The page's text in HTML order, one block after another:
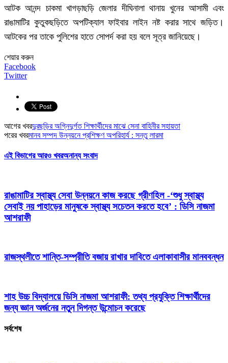
আটক আনন্দ চাকমা খাগড়াছড়ি জেলার দীঘিনালা থানায় খুনের আসামী এবং
রাঙামাটির কুতুকছড়িতে অপটিক্যাল ফাইবার লাইন নষ্ট করার সাথে জড়িত।
আটকের পর তাকে পুলিশের হাতে সোপর্দ করা হয় বলে সূত্র জানিয়েছে।
শেয়ার করুন
Facebook
Twitter
আগের খবরদুরছড়ির অগ্নিদুর্গত শিক্ষার্থীদের মাঝে সেনা বাহিনীর সহায়তা
পরের খবরমানব সম্পদ উন্নয়নে প্রশিক্ষণ অপরিহার্য : সন্তু লারমা
এই বিভাগের আরও খবরঅনান্য সংবাদ
রাঙামাটির স্বাস্থ্য সেবা উন্নয়নে কাজ করছে গ্রীণহিল -‘শুধু স্বাস্থ্য
সেবাই নয় পাহাড়ের মানুষকে স্বাস্থ্য সচেতন করতে হবে’ : ডিসি নাজমা
আশরাফী
রাজস্থলীতে শান্তি-সম্প্রীতি বজায় রাখার দাবিতে এলাকাবাসীর মানববন্ধন
শাহ উচ্চ বিদ্যালয়ে ডিসি নাজমা আশরাফী: তথ্য প্রযুক্তি শিক্ষার্থীদের
জন্য জ্ঞান অর্জনের নতুন দিগন্ত উন্মোচন করেছে
সর্বশেষ